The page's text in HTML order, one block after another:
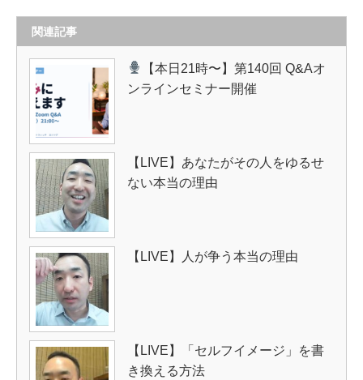
関連記事
【本日21時〜】第140回 Q&Aオ
ンラインセミナー開催
【LIVE】あなたがその人をゆるせ
ない本当の理由
【LIVE】人が争う本当の理由
【LIVE】「セルフイメージ」を書
き換える方法